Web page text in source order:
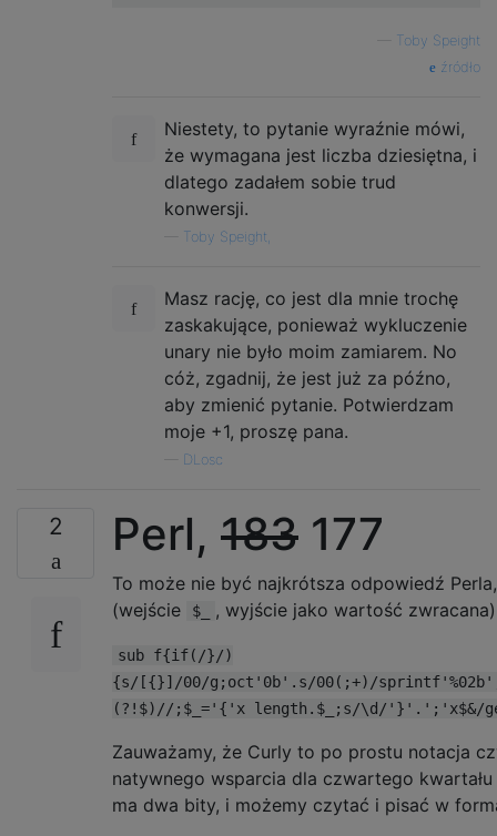
# Decimal to unary
s/\b9/;8/
s/\b8/;7/
s/\b6/;5/
s/\b5/;4/
s/\b4/;3/
s/\b3/;2/
s/\b2/;1/
s/\b1/;0/
s/\b0//
/[^;]/s/;/&&&&&&&&&&/g
# Unary to Curly
:v
s/v+/{&}/
y/v/;/
Toby Speight
źródło
Niestety, to pytanie wyraźnie mówi,
że wymagana jest liczba dziesiętna, i
dlatego zadałem sobie trud
konwersji.
Toby Speight,
Masz rację, co jest dla mnie trochę
zaskakujące, ponieważ wykluczenie
unary nie było moim zamiarem. No
cóż, zgadnij, że jest już za późno,
aby zmienić pytanie. Potwierdzam
moje +1, proszę pana.
DLosc
2 Perl, 183 177
To może nie być najkrótsza odpowiedź
(wejście
$_ , wyjście jako wartość
sub f{if(/}/)
{s/[{}]/00/g;oct'0b'.s/00(;+)/
(?!$)//;$_='{'x length.$_;s/\d/'}'.';'x$&/
Zauważamy, że Curly to po prostu notacja
natywnego wsparcia dla czwartego
ma dwa bity, i możemy czytać i pisać w